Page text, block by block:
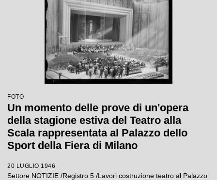
FOTO
Un momento delle prove di un'opera
della stagione estiva del Teatro alla
Scala rappresentata al Palazzo dello
Sport della Fiera di Milano
20 LUGLIO 1946
Settore NOTIZIE /Registro 5 /Lavori costruzione teatro al Palazzo